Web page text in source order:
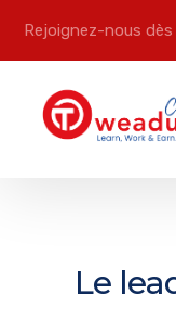
Rejoignez-nous dès
Le